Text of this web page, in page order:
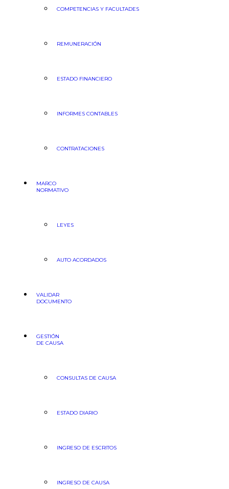
COMPETENCIAS Y FACULTADES
REMUNERACIÓN
ESTADO FINANCIERO
INFORMES CONTABLES
CONTRATACIONES
MARCO
NORMATIVO
LEYES
AUTO ACORDADOS
VALIDAR
DOCUMENTO
GESTIÓN
DE CAUSA
CONSULTAS DE CAUSA
ESTADO DIARIO
INGRESO DE ESCRITOS
INGRESO DE CAUSA